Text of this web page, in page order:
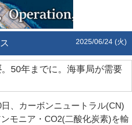
2025/06/24 (火)
。50年までに。海事局が需要
、カーボンニュートラル(CN)
モニア・CO2(二酸化炭素)を輸